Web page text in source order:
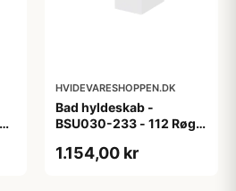
HVIDEVARESHOPPEN.DK
Bad hyldeskab -
BSU030-233 - 112 Røget
1.154,00 kr